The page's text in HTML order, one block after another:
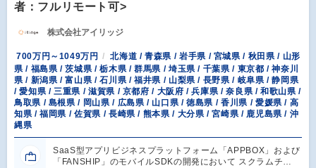
者：フルリモート可>
株式会社アイリッジ
700万円～1049万円
北海道 / 青森県 / 岩手県 / 宮城県 / 秋田県 / 山形
県 / 福島県 / 茨城県 / 栃木県 / 群馬県 / 埼玉県 / 千葉県 / 東京都 / 神奈川
県 / 新潟県 / 富山県 / 石川県 / 福井県 / 山梨県 / 長野県 / 岐阜県 / 静岡県
/ 愛知県 / 三重県 / 滋賀県 / 京都府 / 大阪府 / 兵庫県 / 奈良県 / 和歌山県 /
鳥取県 / 島根県 / 岡山県 / 広島県 / 山口県 / 徳島県 / 香川県 / 愛媛県 / 高
知県 / 福岡県 / 佐賀県 / 長崎県 / 熊本県 / 大分県 / 宮崎県 / 鹿児島県 / 沖
縄県
SaaS型アプリビジネスプラットフォーム「APPBOX」および
「FANSHIP」のモバイルSDKの開発において スクラムチ…